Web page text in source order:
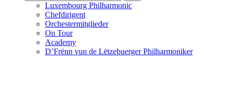
Luxembourg Philharmonic
Chefdirigent
Orchestermitglieder
On Tour
Academy
D’Frënn vun de Lëtzebuerger Philharmoniker